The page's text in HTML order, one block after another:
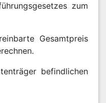
zum
Gesamtpreis
befindlichen